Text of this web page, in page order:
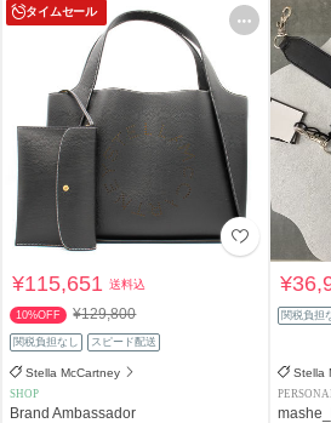
タイムセール
¥115,651送料込
10%OFF ¥129,800
関税負担なし スピード配送
Stella McCartney
SHOP
Brand Ambassador
関税負担
Stella